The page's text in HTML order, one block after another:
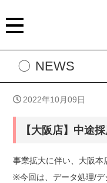
NEWS
2022年10月09日
【大阪店】中途
事業拡大に伴い、大阪本
※今回は、データ処理/デ